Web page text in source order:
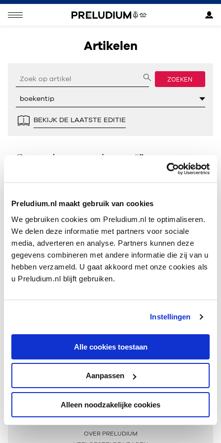
Preludium.nl maakt gebruik van cookies
We gebruiken cookies om Preludium.nl te optimaliseren.
We delen deze informatie met partners voor sociale
media, adverteren en analyse. Partners kunnen deze
gegevens combineren met andere informatie die zij van u
hebben verzameld. U gaat akkoord met onze cookies als
u Preludium.nl blijft gebruiken.
Instellingen
Alle cookies toestaan
Aanpassen
Alleen noodzakelijke cookies
Artikelen
ZOEKEN
BEKIJK DE LAATSTE EDITIE
Geen resultaten gevonden voor “”.
Meer informatie
OVER PRELUDIUM